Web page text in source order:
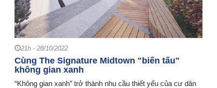
21h - 28/10/2022
Cùng The Signature Midtown "biến tấu"
không gian xanh
“Không gian xanh” trở thành nhu cầu thiết yếu của cư dân